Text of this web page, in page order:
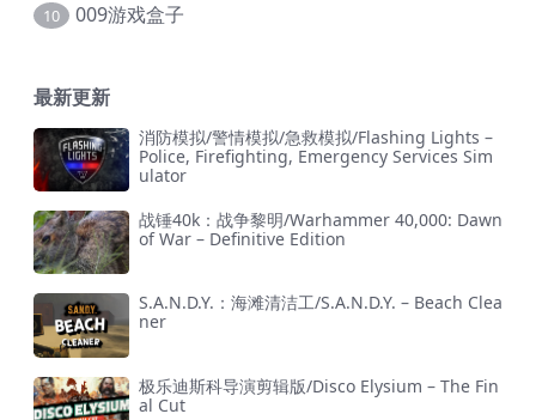
10 009游戏盒子
最新更新
消防模拟/警情模拟/急救模拟/Flashing Lights –
Police, Firefighting, Emergency Services Sim
ulator
战锤40k：战争黎明/Warhammer 40,000: Dawn
of War – Definitive Edition
S.A.N.D.Y.：海滩清洁工/S.A.N.D.Y. – Beach Clea
ner
极乐迪斯科导演剪辑版/Disco Elysium – The Fin
al Cut